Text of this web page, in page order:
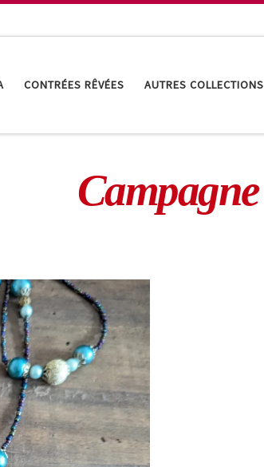
CONTRÉES RÊVÉES AUTRES COLLECTIONS
Campagne